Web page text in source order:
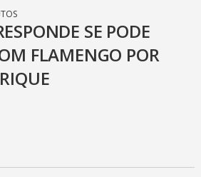
SE PODE
FLAMENGO POR